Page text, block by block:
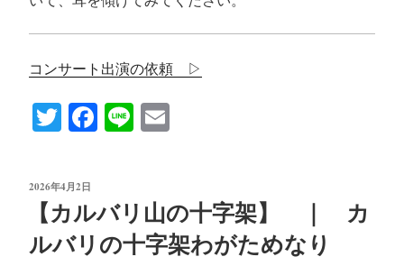
コンサート出演の依頼 ▷
T
tte
r
Fa
ok
Li
投
2026年4月2日
【カルバリ山の十字架】 ｜ カ
ルバリの十字架わがためなり